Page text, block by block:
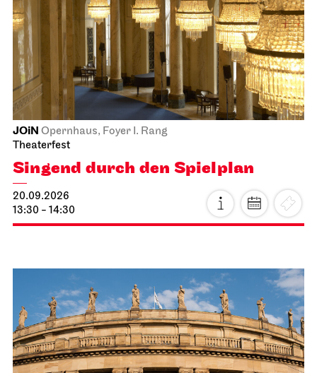
JOiN Opernhaus, Foyer I. Rang
Theaterfest
Singend durch den Spielplan
20.09.2026
13:30 - 14:30